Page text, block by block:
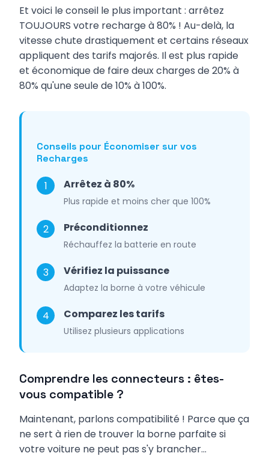
Et voici le conseil le plus important : arrêtez
TOUJOURS votre recharge à 80% ! Au-delà, la
vitesse chute drastiquement et certains réseaux
appliquent des tarifs majorés. Il est plus rapide
et économique de faire deux charges de 20% à
80% qu'une seule de 10% à 100%.
Conseils pour Économiser sur vos
Recharges
1 Arrêtez à 80%
Plus rapide et moins cher que 100%
2 Préconditionnez
Réchauffez la batterie en route
3 Vérifiez la puissance
Adaptez la borne à votre véhicule
4 Comparez les tarifs
Utilisez plusieurs applications
Comprendre les connecteurs : êtes-
vous compatible ?
Maintenant, parlons compatibilité ! Parce que ça
ne sert à rien de trouver la borne parfaite si
votre voiture ne peut pas s'y brancher...